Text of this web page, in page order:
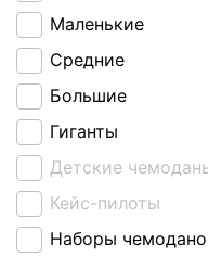
Маленькие
Средние
Большие
Гиганты
Детские
Кейс-пилоты
Наборы